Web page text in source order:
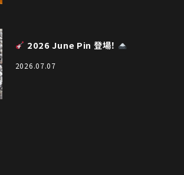
2026 June Pin 登場！
2026.07.07